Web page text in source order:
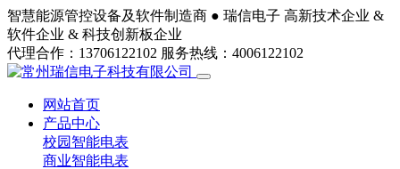
智慧能源管控设备及软件制造商 ● 瑞信电子 高新技术企业 &
软件企业 & 科技创新板企业
代理合作：13706122102 服务热线：4006122102
网站首页
产品中心
校园智能电表
商业智能电表